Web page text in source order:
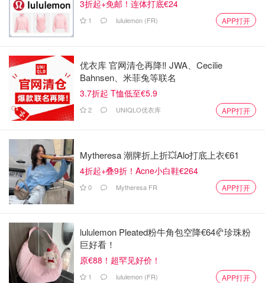
3折起+免邮！连体打底€24
1 lululemon (FR) APP打开
优衣库 官网清仓再降‼️ JWA、Cecilie
Bahnsen、米菲兔等联名
3.7折起 T恤低至€5.9
2 UNIQLO优衣库 APP打开
Mytheresa 潮牌折上折💥Alo打底上衣€61
4折起+叠9折！Acne小白鞋€264
0 Mytheresa FR APP打开
lululemon Pleated粉牛角包空降€64🥐珍珠粉
巨好看！
原€88！超罕见好价！
1 lululemon (FR) APP打开